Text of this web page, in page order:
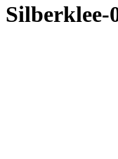
Silberklee-